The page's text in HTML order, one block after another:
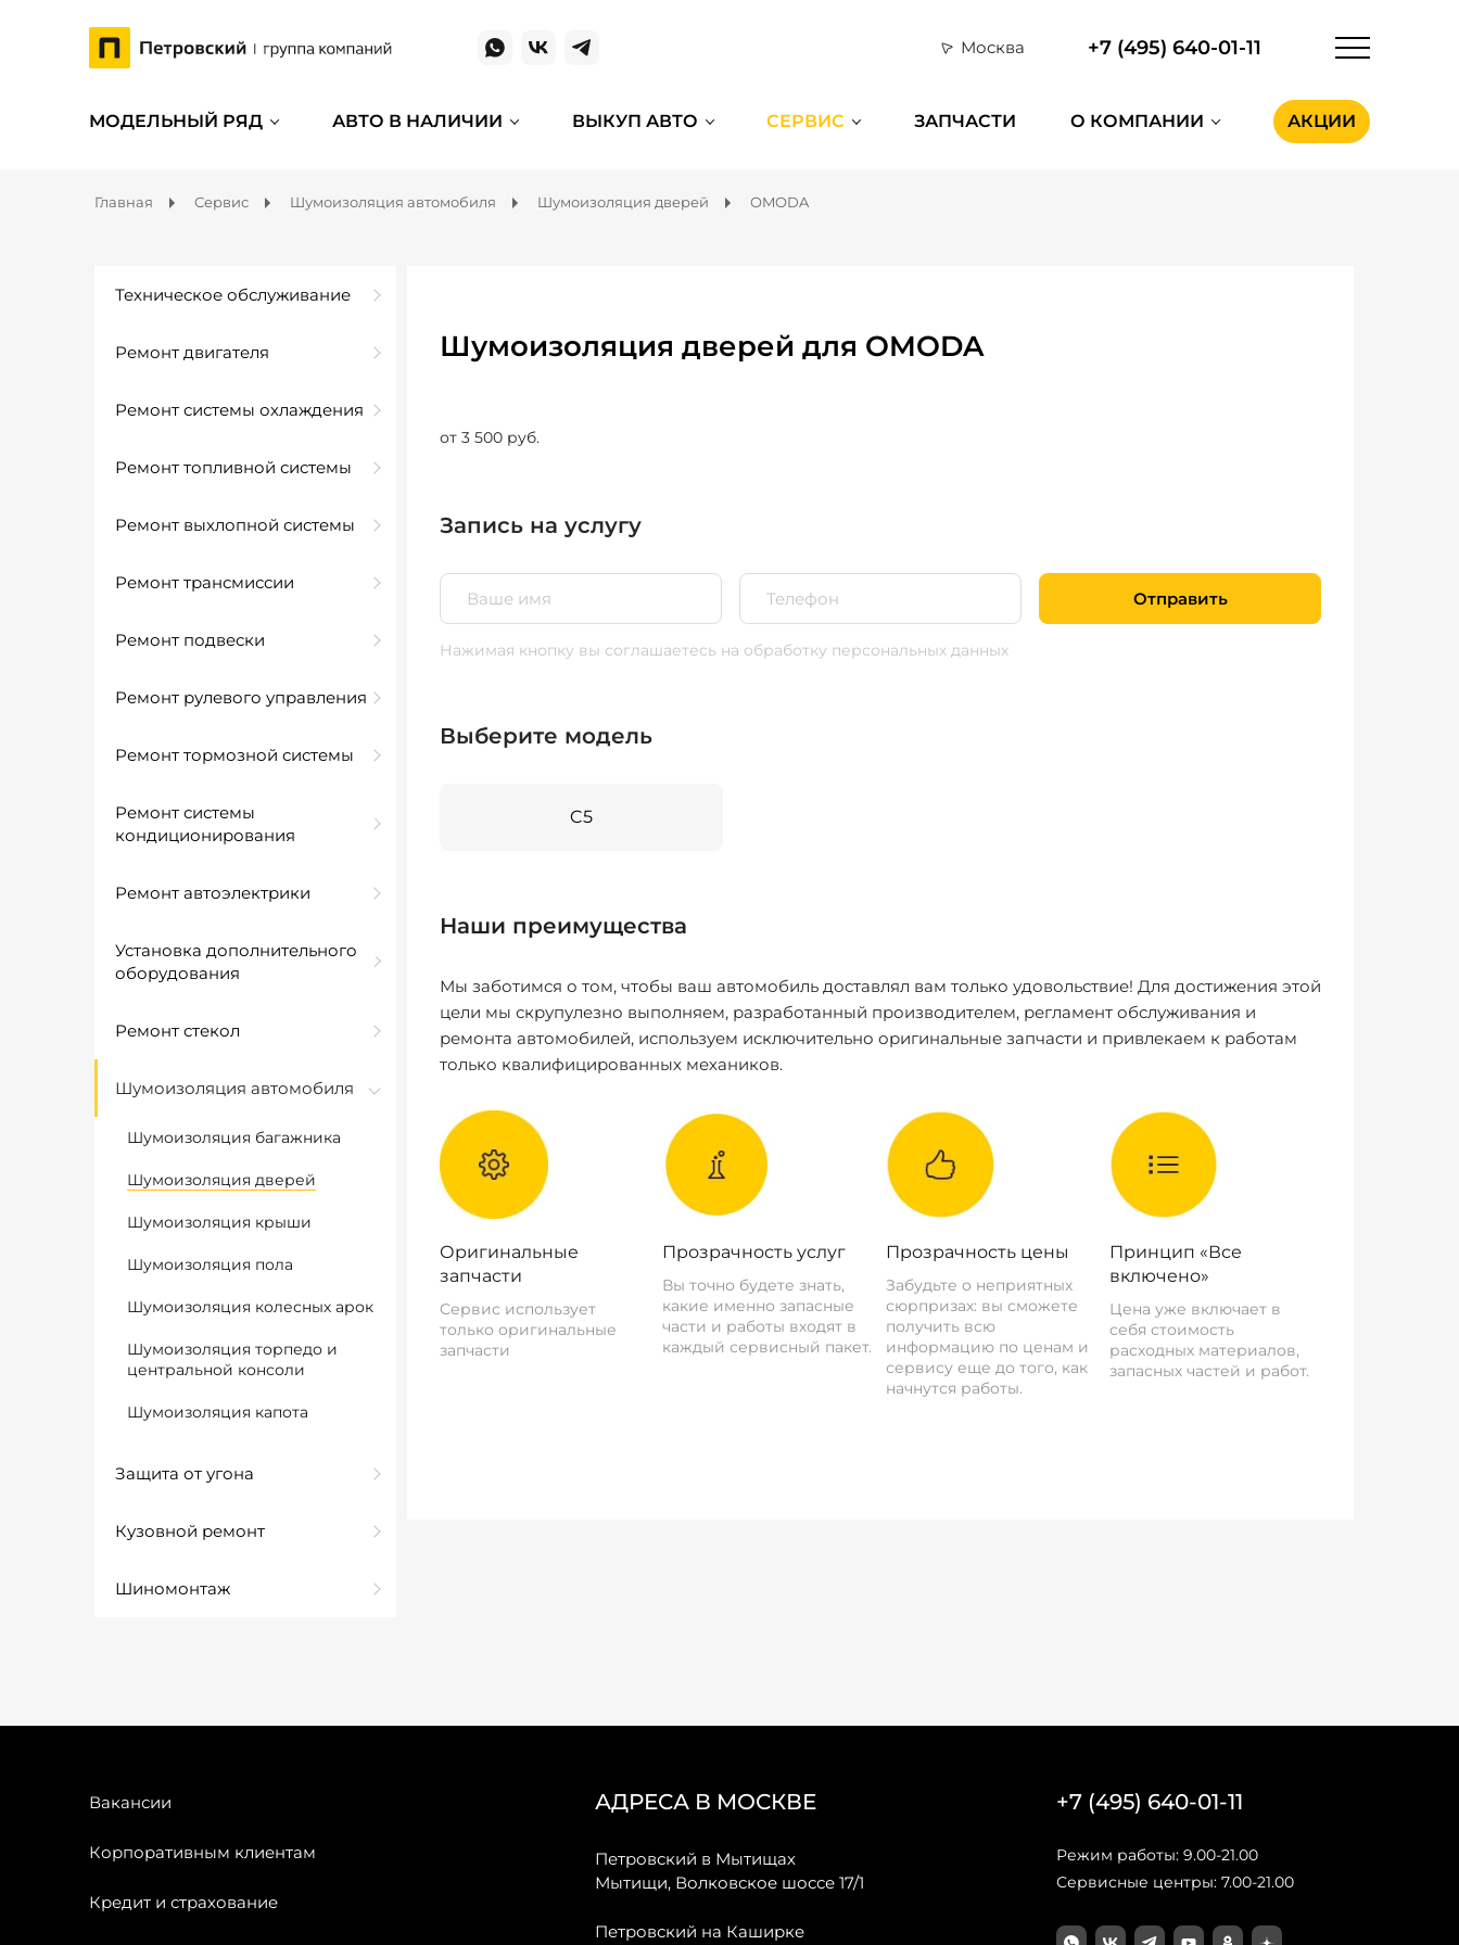
Москва +7 (495) 640-01-11
МОДЕЛЬНЫЙ РЯД АВТО В НАЛИЧИИ ВЫКУП АВТО СЕРВИС ЗАПЧАСТИ О КОМПАНИИ АКЦИИ
Главная Сервис Шумоизоляция автомобиля Шумоизоляция дверей OMODA
Техническое обслуживание
Ремонт двигателя
Ремонт системы охлаждения
Ремонт топливной системы
Ремонт выхлопной системы
Ремонт трансмиссии
Ремонт подвески
Ремонт рулевого управления
Ремонт тормозной системы
Ремонт системы
кондиционирования
Ремонт автоэлектрики
Установка дополнительного
оборудования
Ремонт стекол
Шумоизоляция автомобиля
Шумоизоляция багажника
Шумоизоляция дверей
Шумоизоляция крыши
Шумоизоляция пола
Шумоизоляция колесных арок
Шумоизоляция торпедо и
центральной консоли
Шумоизоляция капота
Защита от угона
Кузовной ремонт
Шиномонтаж
Шумоизоляция дверей для OMODA
от 3 500 руб.
Запись на услугу
Отправить
Нажимая кнопку вы соглашаетесь на обработку персональных данных
Выберите модель
C5
Наши преимущества
Мы заботимся о том, чтобы ваш автомобиль доставлял вам только удовольствие! Для достижения этой
цели мы скрупулезно выполняем, разработанный производителем, регламент обслуживания и
ремонта автомобилей, используем исключительно оригинальные запчасти и привлекаем к работам
только квалифицированных механиков.
Оригинальные
запчасти
Сервис использует
только оригинальные
запчасти
Прозрачность услуг
Вы точно будете знать,
какие именно запасные
части и работы входят в
каждый сервисный пакет.
Прозрачность цены
Забудьте о неприятных
сюрпризах: вы сможете
получить всю
информацию по ценам и
сервису еще до того, как
начнутся работы.
Принцип «Все
включено»
Цена уже включает в
себя стоимость
расходных материалов,
запасных частей и работ.
Вакансии
Корпоративным клиентам
Кредит и страхование
АДРЕСА В МОСКВЕ
Петровский в Мытищах
Мытищи, Волковское шоссе 17/1
Петровский на Каширке
+7 (495) 640-01-11
Режим работы: 9.00-21.00
Сервисные центры: 7.00-21.00